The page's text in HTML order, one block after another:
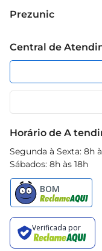
Grupo Cencosud
Política de
Portal do
Cencosud Media
Prezunic
Código de Ética
App Prezunic
Central de
Horário de A
Segunda à Sexta: 8h
Sábados: 8h às 18h